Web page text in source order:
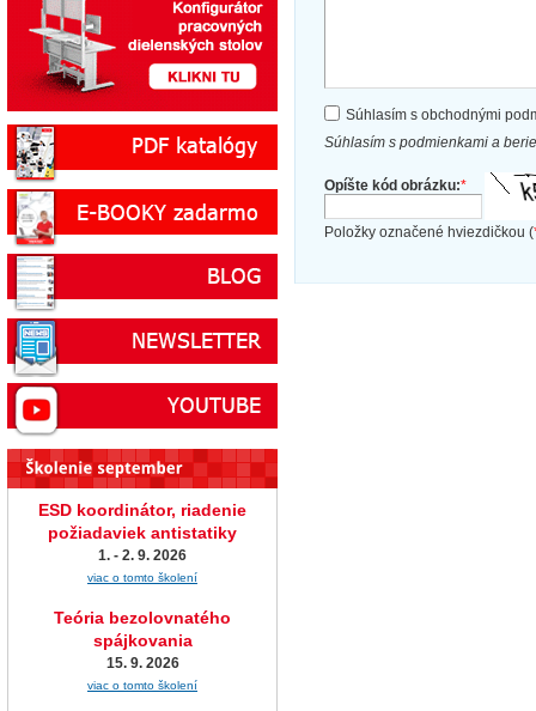
Súhlasím s obchodnými
Súhlasím s podmienkami a
Opíšte kód obrázku:*
Položky označené hviezdičkou (
ESD koordinátor, riadenie
požiadaviek antistatiky
1. - 2. 9. 2026
viac o tomto školení
Teória bezolovnatého
spájkovania
15. 9. 2026
viac o tomto školení